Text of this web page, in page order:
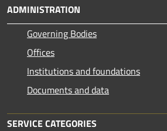
ADMINISTRATION
Governing Bodies
Offices
Institutions and foundations
Documents and data
SERVICE CATEGORIES